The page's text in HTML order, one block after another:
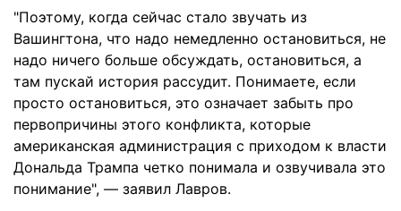
"Поэтому, когда сейчас стало звучать из
Вашингтона, что надо немедленно остановиться, не
надо ничего больше обсуждать, остановиться, а
там пускай история рассудит. Понимаете, если
просто остановиться, это означает забыть про
первопричины этого конфликта, которые
американская администрация с приходом к власти
Дональда Трампа четко понимала и озвучивала это
понимание", — заявил Лавров.